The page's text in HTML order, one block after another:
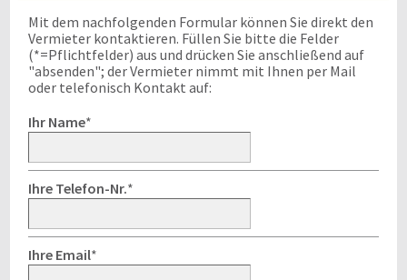
Mit dem nachfolgenden Formular können Sie direkt den
Vermieter kontaktieren. Füllen Sie bitte die Felder
(*=Pflichtfelder) aus und drücken Sie anschließend auf
"absenden"; der Vermieter nimmt mit Ihnen per Mail
oder telefonisch Kontakt auf:
Ihr Name*
Ihre Telefon-Nr.*
Ihre Email*